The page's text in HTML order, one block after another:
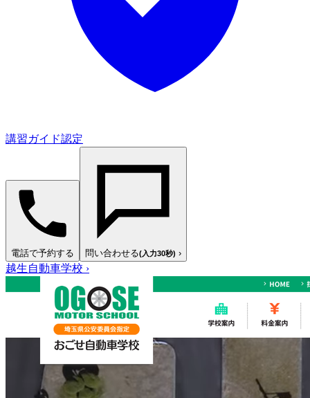
講習ガイド認定
電話で予約する 問い合わせる(入力30秒) ›
越生自動車学校 ›